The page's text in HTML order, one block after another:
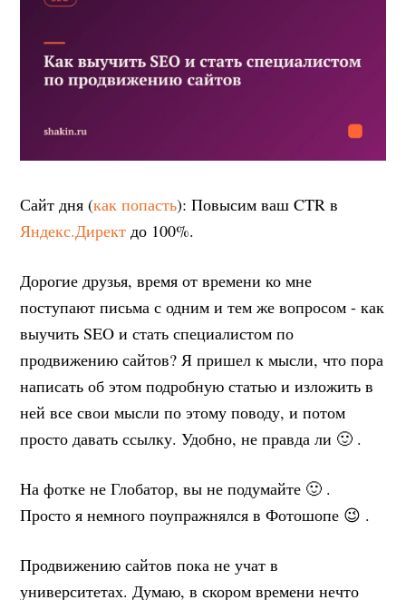
Сайт дня (как попасть): Повысим ваш CTR в
Яндекс.Директ до 100%.
Дорогие друзья, время от времени ко мне
поступают письма с одним и тем же вопросом - как
выучить SEO и стать специалистом по
продвижению сайтов? Я пришел к мысли, что пора
написать об этом подробную статью и изложить в
ней все свои мысли по этому поводу, и потом
просто давать ссылку. Удобно, не правда ли 🙂 .
На фотке не Глобатор, вы не подумайте 🙂 .
Просто я немного поупражнялся в Фотошопе 😉 .
Продвижению сайтов пока не учат в
университетах. Думаю, в скором времени нечто